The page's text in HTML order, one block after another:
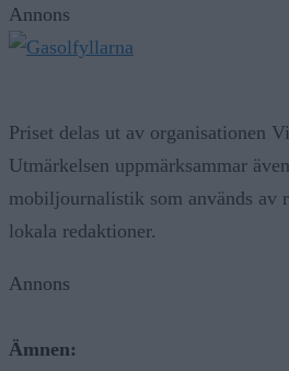
Annons
Priset delas ut av organisationen
Utmärkelsen uppmärksammar
mobiljournalistik som används av
lokala redaktioner.
Annons
Ämnen: